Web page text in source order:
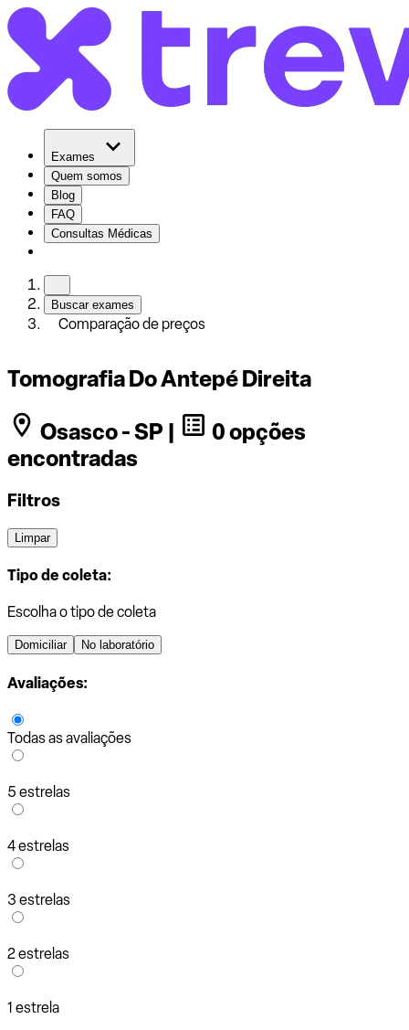
Exames
Quem somos
Blog
FAQ
Consultas Médicas
Buscar exames
Comparação de preços
Tomografia Do Antepé Direita
Osasco - SP |
0 opções
encontradas
Filtros
Limpar
Tipo de coleta:
Escolha o tipo de coleta
Domiciliar No laboratório
Avaliações:
Todas as avaliações
5 estrelas
4 estrelas
3 estrelas
2 estrelas
1 estrela